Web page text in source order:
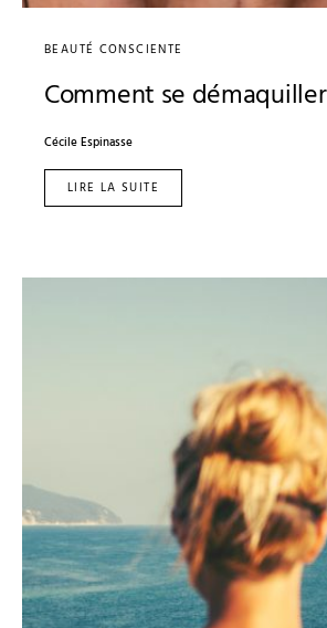
BEAUTÉ CONSCIENTE
Comment se démaquiller
Cécile Espinasse
LIRE LA SUITE